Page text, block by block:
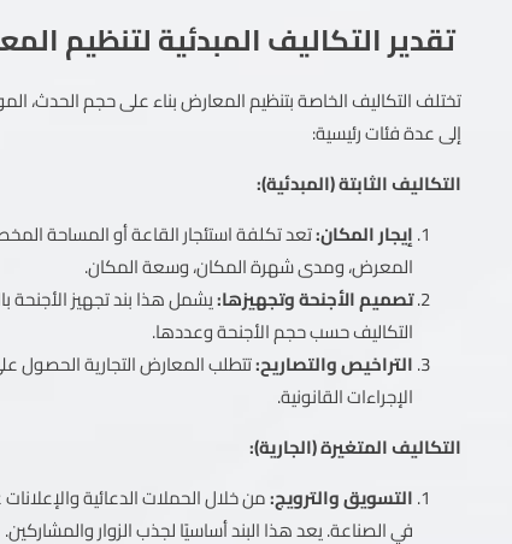
تقدير التكاليف المبدئية لتنظيم
تختلف التكاليف الخاصة بتنظيم المعارض بناء على حجم الحدث،
إلى عدة فئات رئيسية:
التكاليف الثابتة (المبدئية):
إيجار المكان:تعد تكلفة استئجار القاعة أو المساحة
المعرض، ومدى شهرة المكان، وسعة المكان.
تصميم الأجنحة وتجهيزها:يشمل هذا بند تجهيز الأجنحة
التكاليف حسب حجم الأجنحة وعددها.
التراخيص والتصاريح:تتطلب المعارض التجارية الحصول
الإجراءات القانونية.
التكاليف المتغيرة (الجارية):
التسويق والترويج:من خلال الحملات الدعائية
في الصناعة. يعد هذا البند أساسيًا لجذب الزوار والمشاركين.